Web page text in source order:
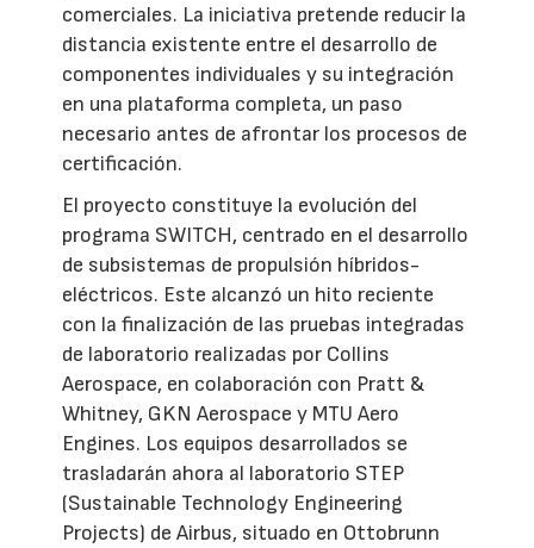
comerciales. La iniciativa pretende reducir la
distancia existente entre el desarrollo de
componentes individuales y su integración
en una plataforma completa, un paso
necesario antes de afrontar los procesos de
certificación.
El proyecto constituye la evolución del
programa SWITCH, centrado en el desarrollo
de subsistemas de propulsión híbridos-
eléctricos. Este alcanzó un hito reciente
con la finalización de las pruebas integradas
de laboratorio realizadas por Collins
Aerospace, en colaboración con Pratt &
Whitney, GKN Aerospace y MTU Aero
Engines. Los equipos desarrollados se
trasladarán ahora al laboratorio STEP
(Sustainable Technology Engineering
Projects) de Airbus, situado en Ottobrunn